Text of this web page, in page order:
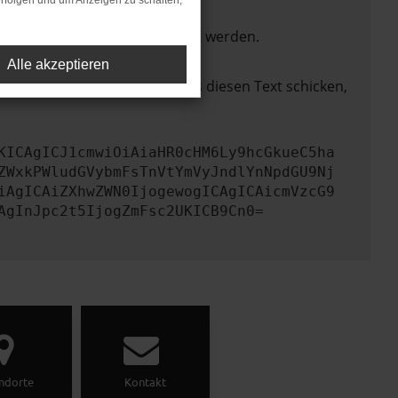
nicht mehr unterstützt werden.
zu beheben. Du kannst uns diesen Text schicken,
Kontakt
Alle akzeptieren